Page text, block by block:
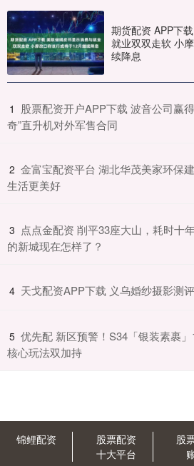
期货配资 APP下
就业双双走软 小
续降息
1 股票配资开户APP下载 波音公司赢
奇”直升机对外军售合同
2 金富宝配资平台 湖北华茂美家环保
生活更美好
3 点点金配资 削平33座大山，耗时十
的新城现在怎样了？
4 天戈配资APP下载 义乌婚纱摄影测
5 优先配 新区预警！S34「银装素裹
核心玩法双加持
锦鲤配资
股票配资
十大平台
股